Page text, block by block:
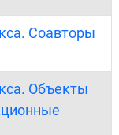
Соавторы
Объекты